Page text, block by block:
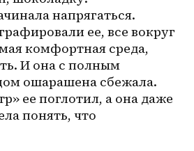
напрягаться.
ее, все вокруг
комфортная среда,
И она с полным
ошарашена сбежала.
ее поглотил, а она даже
понять, что